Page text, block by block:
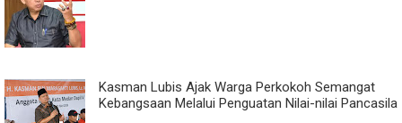
Kasman Lubis Ajak Warga Perkokoh Semangat
Kebangsaan Melalui Penguatan Nilai-nilai Pancasila